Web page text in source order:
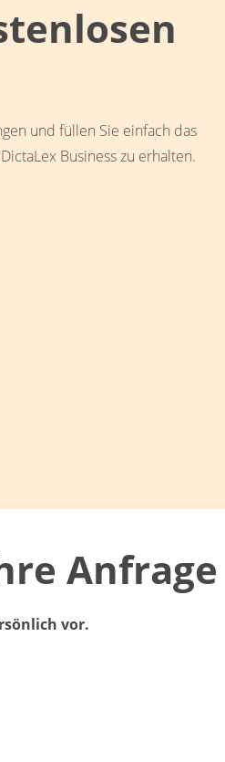
und füllen Sie einfach das
Business zu erhalten.
Anfrage
vor.